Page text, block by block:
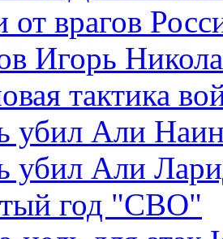
от врагов
Игорь
тактика
убил Али
убил Али
год "СВО"